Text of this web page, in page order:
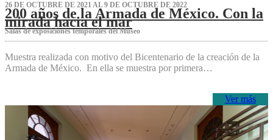
26 DE OCTUBRE DE 2021 AL 9 DE OCTUBRE DE 2022
200 años de la Armada de México. Con la
mirada hacia el mar
Salas de exposiciones temporales del Museo‌
Muestra realizada con motivo del Bicentenario de la creación de la
Armada de México. En ella se muestra por primera…
Ver más